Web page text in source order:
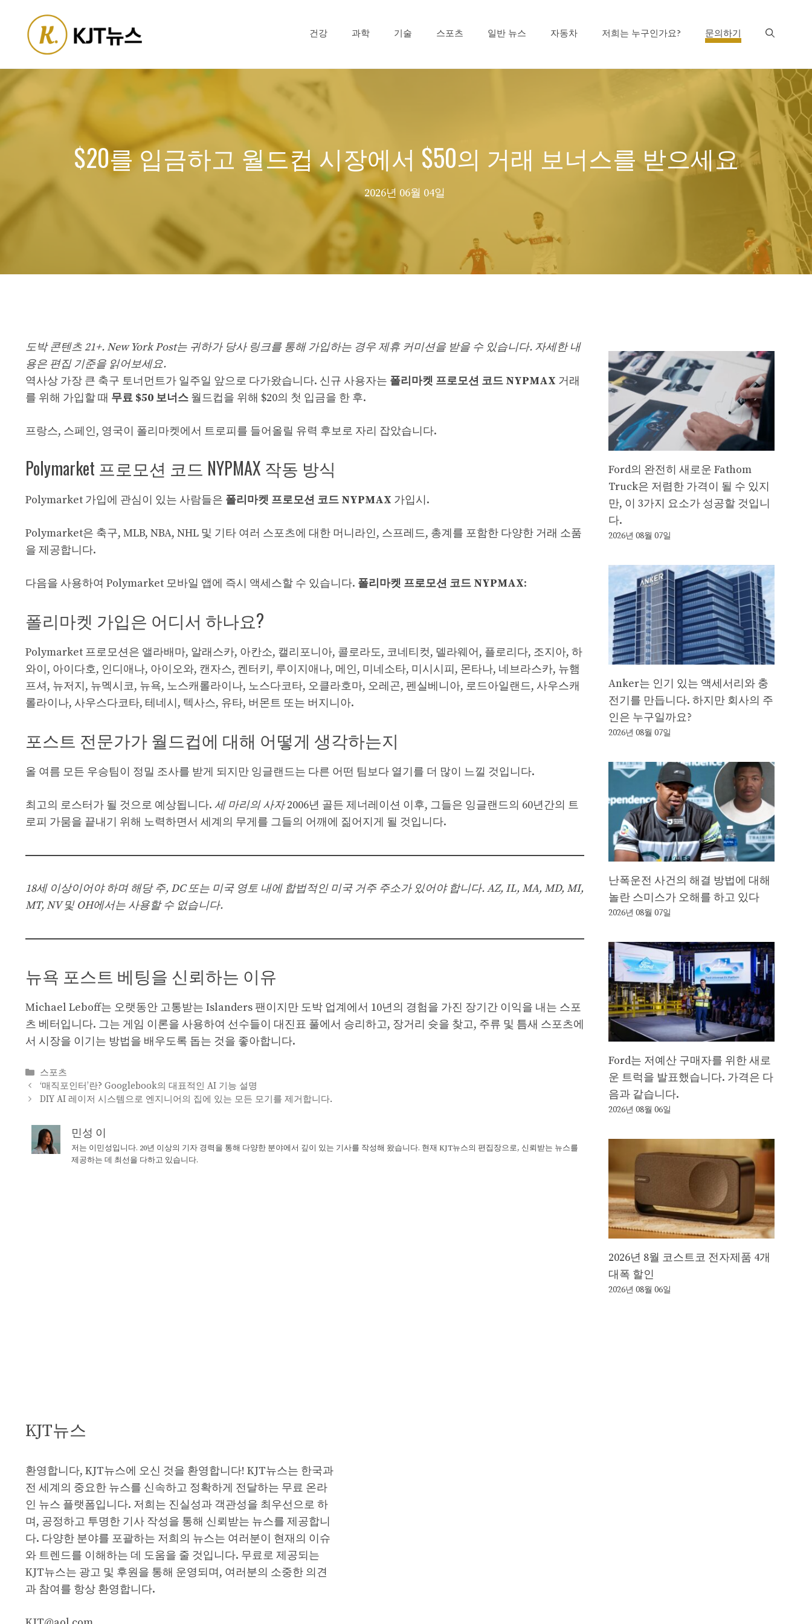
content
건강 과학 기술 스포츠 일반 뉴스 자동차 저희는 누구인가요? 문의하기
$20를 입금하고 월드컵 시장에서 $50의 거래 보너스를 받으세요
2026년 06월 04일
도박 콘텐츠 21+. New York Post는 귀하가 당사 링크를 통해 가입하는 경우 제휴 커미션을 받을 수 있습니다. 자세한 내
용은 편집 기준을 읽어보세요.
역사상 가장 큰 축구 토너먼트가 일주일 앞으로 다가왔습니다. 신규 사용자는 폴리마켓 프로모션 코드 NYPMAX 거래
를 위해 가입할 때 무료 $50 보너스 월드컵을 위해 $20의 첫 입금을 한 후.
프랑스, 스페인, 영국이 폴리마켓에서 트로피를 들어올릴 유력 후보로 자리 잡았습니다.
Polymarket 프로모션 코드 NYPMAX 작동 방식
Polymarket 가입에 관심이 있는 사람들은 폴리마켓 프로모션 코드 NYPMAX 가입시.
Polymarket은 축구, MLB, NBA, NHL 및 기타 여러 스포츠에 대한 머니라인, 스프레드, 총계를 포함한 다양한 거래 소품
을 제공합니다.
다음을 사용하여 Polymarket 모바일 앱에 즉시 액세스할 수 있습니다. 폴리마켓 프로모션 코드 NYPMAX:
폴리마켓 가입은 어디서 하나요?
Polymarket 프로모션은 앨라배마, 알래스카, 아칸소, 캘리포니아, 콜로라도, 코네티컷, 델라웨어, 플로리다, 조지아, 하
와이, 아이다호, 인디애나, 아이오와, 캔자스, 켄터키, 루이지애나, 메인, 미네소타, 미시시피, 몬타나, 네브라스카, 뉴햄
프셔, 뉴저지, 뉴멕시코, 뉴욕, 노스캐롤라이나, 노스다코타, 오클라호마, 오레곤, 펜실베니아, 로드아일랜드, 사우스캐
롤라이나, 사우스다코타, 테네시, 텍사스, 유타, 버몬트 또는 버지니아.
포스트 전문가가 월드컵에 대해 어떻게 생각하는지
올 여름 모든 우승팀이 정밀 조사를 받게 되지만 잉글랜드는 다른 어떤 팀보다 열기를 더 많이 느낄 것입니다.
최고의 로스터가 될 것으로 예상됩니다. 세 마리의 사자2006년 골든 제너레이션 이후, 그들은 잉글랜드의 60년간의 트
로피 가뭄을 끝내기 위해 노력하면서 세계의 무게를 그들의 어깨에 짊어지게 될 것입니다.
18세 이상이어야 하며 해당 주, DC 또는 미국 영토 내에 합법적인 미국 거주 주소가 있어야 합니다. AZ, IL, MA, MD, MI,
MT, NV 및 OH에서는 사용할 수 없습니다.
뉴욕 포스트 베팅을 신뢰하는 이유
Michael Leboff는 오랫동안 고통받는 Islanders 팬이지만 도박 업계에서 10년의 경험을 가진 장기간 이익을 내는 스포
츠 베터입니다. 그는 게임 이론을 사용하여 선수들이 대진표 풀에서 승리하고, 장거리 슛을 찾고, 주류 및 틈새 스포츠에
서 시장을 이기는 방법을 배우도록 돕는 것을 좋아합니다.
Categories
스포츠
‘매직포인터’란? Googlebook의 대표적인 AI 기능 설명
DIY AI 레이저 시스템으로 엔지니어의 집에 있는 모든 모기를 제거합니다.
민성 이
저는 이민성입니다. 20년 이상의 기자 경력을 통해 다양한 분야에서 깊이 있는 기사를 작성해 왔습니다. 현재 KJT뉴스의 편집장으로, 신뢰받는 뉴스를
제공하는 데 최선을 다하고 있습니다.
Ford의 완전히 새로운 Fathom
Truck은 저렴한 가격이 될 수 있지
만, 이 3가지 요소가 성공할 것입니
다.
2026년 08월 07일
Anker는 인기 있는 액세서리와 충
전기를 만듭니다. 하지만 회사의 주
인은 누구일까요?
2026년 08월 07일
난폭운전 사건의 해결 방법에 대해
놀란 스미스가 오해를 하고 있다
2026년 08월 07일
Ford는 저예산 구매자를 위한 새로
운 트럭을 발표했습니다. 가격은 다
음과 같습니다.
2026년 08월 06일
2026년 8월 코스트코 전자제품 4개
대폭 할인
2026년 08월 06일
KJT뉴스
환영합니다, KJT뉴스에 오신 것을 환영합니다! KJT뉴스는 한국과
전 세계의 중요한 뉴스를 신속하고 정확하게 전달하는 무료 온라
인 뉴스 플랫폼입니다. 저희는 진실성과 객관성을 최우선으로 하
며, 공정하고 투명한 기사 작성을 통해 신뢰받는 뉴스를 제공합니
다. 다양한 분야를 포괄하는 저희의 뉴스는 여러분이 현재의 이슈
와 트렌드를 이해하는 데 도움을 줄 것입니다. 무료로 제공되는
KJT뉴스는 광고 및 후원을 통해 운영되며, 여러분의 소중한 의견
과 참여를 항상 환영합니다.